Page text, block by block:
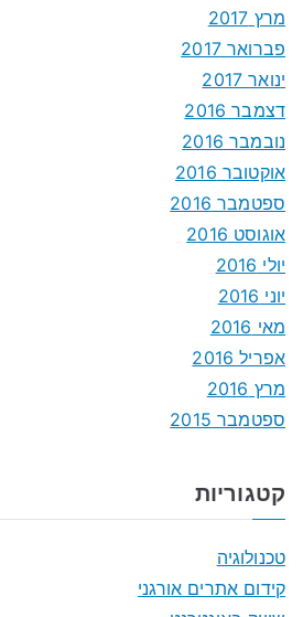
מרץ 2017
פברואר 2017
ינואר 2017
דצמבר 2016
נובמבר 2016
אוקטובר 2016
ספטמבר 2016
אוגוסט 2016
יולי 2016
יוני 2016
מאי 2016
אפריל 2016
מרץ 2016
ספטמבר 2015
קטגוריות
טכנולוגיה
קידום אתרים אורגני